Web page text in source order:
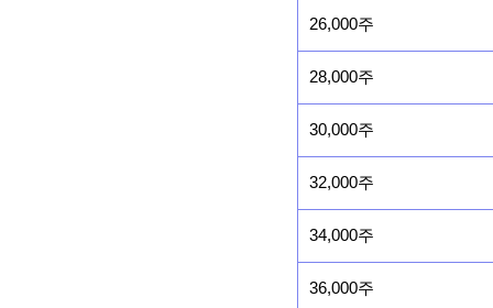
26,000주
28,000주
30,000주
32,000주
34,000주
36,000주